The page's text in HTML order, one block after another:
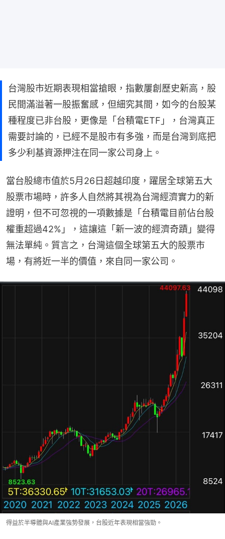
台灣股市近期表現相當搶眼，指數屢創歷史新高，股
民間滿溢著一股振奮感，但細究其間，如今的台股某
種程度已非台股，更像是「台積電ETF」，台灣真正
需要討論的，已經不是股市有多強，而是台灣到底把
多少利基資源押注在同一家公司身上。
當台股總市值於5月26日超越印度，躍居全球第五大
股票市場時，許多人自然將其視為台灣經濟實力的新
證明，但不可忽視的一項數據是「台積電目前佔台股
權重超過42%」，這讓這「新一波的經濟奇蹟」變得
無法單純。質言之，台灣這個全球第五大的股票市
場，有將近一半的價值，來自同一家公司。
得益於半導體與AI產業強勢發展，台股近年表現相當強勁。